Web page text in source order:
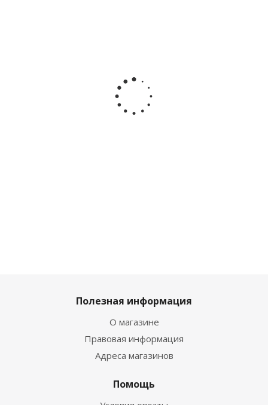
детская с
универсальным
маятником
Антел Мэри-2
Полезная информация
О магазине
Правовая информация
Адреса магазинов
Помощь